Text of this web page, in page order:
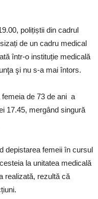
polițiștii din cadrul
de un cadru medical
într-o instituție medicală
şi nu s-a mai întors.
de 73 de ani a
17.45, mergând singură
depistarea femeii în cursul
la unitatea medicală
realizată, rezultă că